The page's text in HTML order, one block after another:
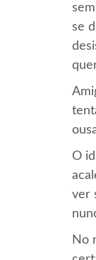
se
O
ver
No